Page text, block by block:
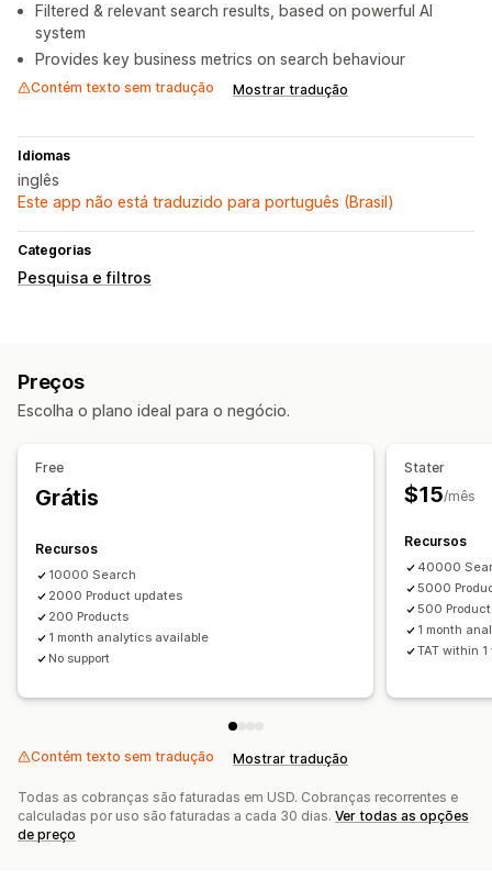
Filtered & relevant search results, based on powerful AI
system
Provides key business metrics on search behaviour
Contém texto sem tradução Mostrar tradução
Idiomas
inglês
Este app não está traduzido para português (Brasil)
Categorias
Pesquisa e filtros
Preços
Escolha o plano ideal para o negócio.
Free
Grátis
Recursos
10000 Search
2000 Product updates
200 Products
1 month analytics available
No support
Stater
$15/mês
Recursos
40000
5000
500
1 month
TAT within
Contém texto sem tradução Mostrar tradução
Todas as cobranças são faturadas em USD. Cobranças recorrentes e
calculadas por uso são faturadas a cada 30 dias. Ver todas as opções
de preço